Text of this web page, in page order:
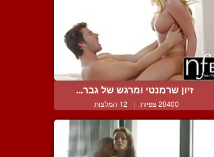
זיון שרמנטי ומרגש של גבר...
20400 צפיות | 12 המלצות